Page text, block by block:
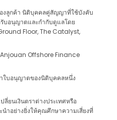
งลูกค้า นิติบุคคลคู่สัญญาที่ใช้บังคับ
บอนุญาตและกำกับดูแลโดย
Floor, The Catalyst,
Anjouan Offshore Finance
ใบอนุญาตของนิติบุคคลหนึ่ง
ลี่ยนเงินตราต่างประเทศหรือ
ำอย่างยิ่งให้คุณศึกษาความเสี่ยงที่